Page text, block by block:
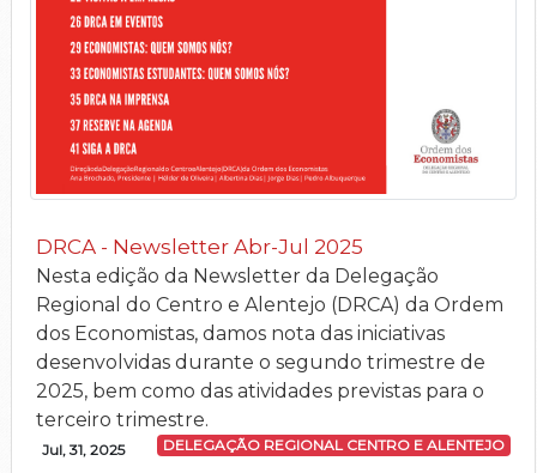
DRCA - Newsletter Abr-Jul 2025
Nesta edição da Newsletter da Delegação
Regional do Centro e Alentejo (DRCA) da Ordem
dos Economistas, damos nota das iniciativas
desenvolvidas durante o segundo trimestre de
2025, bem como das atividades previstas para o
terceiro trimestre.
Jul, 31, 2025 DELEGAÇÃO REGIONAL CENTRO E ALENTEJO